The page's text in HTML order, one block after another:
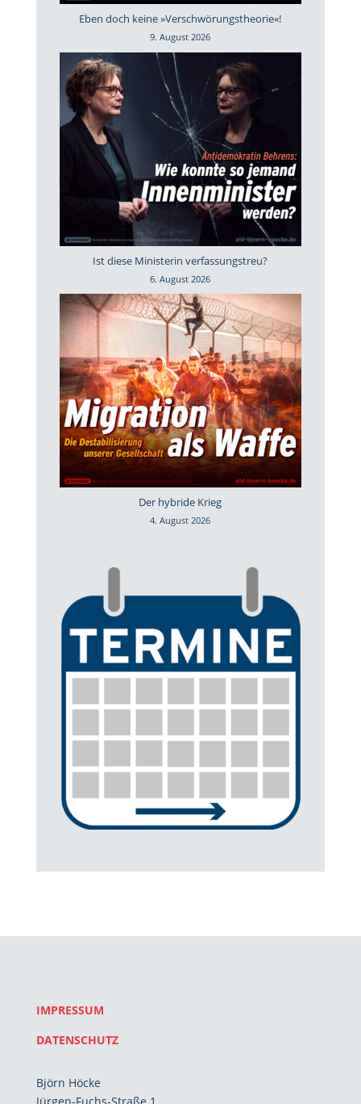
Eben doch keine »Verschwörungstheorie«!
9. August 2026
Ist diese Ministerin verfassungstreu?
6. August 2026
Der hybride Krieg
4. August 2026
IMPRESSUM
DATENSCHUTZ
Björn Höcke